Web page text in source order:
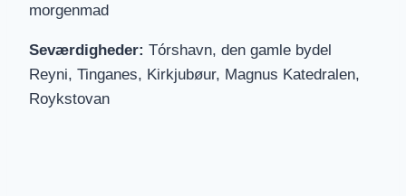
morgenmad
Seværdigheder: Tórshavn, den gamle bydel
Reyni, Tinganes, Kirkjubøur, Magnus Katedralen,
Roykstovan